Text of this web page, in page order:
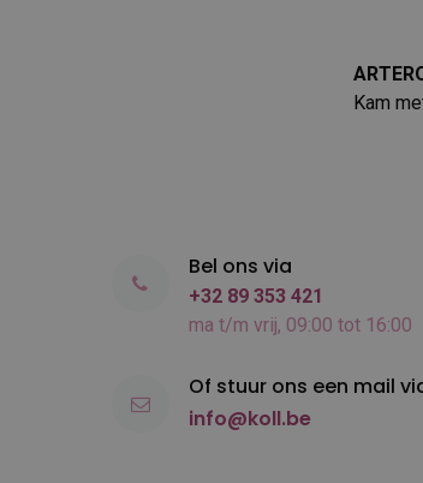
Kam
Bel ons via
+32 89 353 421
ma t/m vrij, 09:00 tot 16:00
Of stuur ons een mail
info@koll.be